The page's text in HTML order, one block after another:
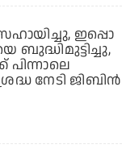
ഇപ്പൊ
ബുദ്ധിമുട്ടിച്ചു,
നേടി ജിബിന്‍